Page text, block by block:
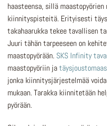
haasteensa, sillä
kiinnityspisteitä. Erityisesti
takahaarukka tekee tavallisen
Juuri tähän tarpeeseen on
maastopyörään. SKS Infinity
maastopyöriin ja
jonka kiinnitysjärjestelmää
mukaan. Tarakka kiinnitetään
pyörään.